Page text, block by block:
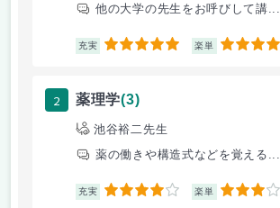
他の大学の先生をお呼びして講...
充実 5 楽単 5
2 薬理学(3)
池谷裕二先生
薬の働きや構造式などを覚える...
充実 4 楽単 3